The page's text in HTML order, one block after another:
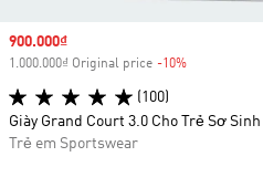
Sale price
900.000₫
1.000.000₫ Original price -10%
(100)
Giày Grand Court 3.0 Cho Trẻ Sơ Sinh
Trẻ em Sportswear